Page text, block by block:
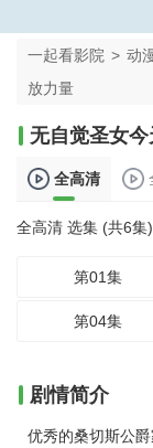
一起看影院 > 动
放力量
无自觉圣女
全高清
全高清 选集 (共6集)
第01集
第04集
剧情简介
优秀的桑切斯公